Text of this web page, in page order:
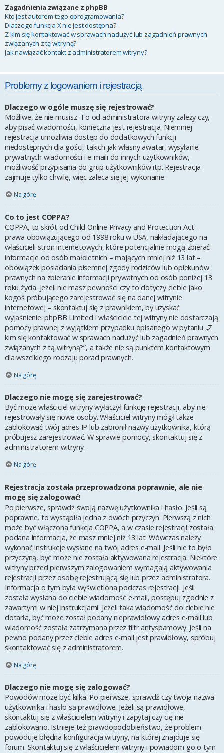
Zagadnienia związane z phpBB
Kto jest autorem tego oprogramowania?
Dlaczego funkcja X nie jest dostępna?
Z kim się kontaktować w sprawach nadużyć lub zagadnień prawnych
związanych z tą witryną?
Jak nawiązać kontakt z administratorem witryny?
Problemy z logowaniem i rejestracją
Dlaczego w ogóle muszę się rejestrować?
Możliwe, że nie musisz. To od administratora witryny zależy czy,
aby pisać wiadomości, konieczna jest rejestracja. Niemniej
rejestracja umożliwia dostęp do dodatkowych funkcji
niedostępnych dla gości, takich jak własny awatar, wysyłanie
prywatnych wiadomości i e-maili do innych użytkowników,
możliwość przypisania do grup użytkowników itp. Rejestracja
zajmuje tylko chwilę, więc zaleca się jej wykonanie.
Na górę
Co to jest COPPA?
COPPA, to skrót od Child Online Privacy and Protection Act –
prawa obowiązującego od 1998 roku w USA, nakładającego na
właścicieli stron internetowych, które potencjalnie mogą zbierać
informacje od osób małoletnich – mających mniej niż 13 lat –
obowiązek posiadania pisemnej zgody rodziców lub opiekunów
prawnych na zbieranie informacji prywatnych od osób poniżej 13
roku życia. Jeżeli nie masz pewności czy to dotyczy ciebie jako
kogoś próbującego zarejestrować się na danej witrynie
internetowej – skontaktuj się z prawnikiem, by uzyskać
wyjaśnienie. phpBB Limited i właściciele tej witryny nie dostarczają
pomocy prawnej z wyjątkiem przypadku opisanego w pytaniu „Z
kim się kontaktować w sprawach nadużyć lub zagadnień prawnych
związanych z tą witryną?”, a także nie są punktem kontaktowym
dla wszelkiego rodzaju porad prawnych.
Na górę
Dlaczego nie mogę się zarejestrować?
Być może właściciel witryny wyłączył funkcję rejestracji, aby nie
rejestrowały się nowe osoby. Właściciel witryny mógł także
zablokować twój adres IP lub zabronił nazwy użytkownika, którą
próbujesz zarejestrować. W sprawie pomocy, skontaktuj się z
administratorem witryny.
Na górę
Rejestracja została przeprowadzona poprawnie, ale nie
mogę się zalogować!
Po pierwsze, sprawdź swoją nazwę użytkownika i hasło. Jeśli są
poprawne, to wystąpiła jedna z dwóch przyczyn. Pierwszą z nich
może być włączona funkcja COPPA, a w czasie rejestracji została
podana informacja, że masz mniej niż 13 lat. Wówczas należy
wykonać instrukcje wysłane na twój adres e-mail. Jeśli nie to było
przyczyną, być może nie została aktywowana rejestracja. Niektóre
witryny przed pierwszym zalogowaniem wymagają aktywowania
rejestracji przez osobę rejestrującą się lub przez administratora.
Informacja o tym była wyświetlona podczas rejestracji. Jeśli
została wysłana do ciebie wiadomość e-mail, postępuj zgodnie z
zawartymi w niej instrukcjami. Jeżeli taka wiadomość do ciebie nie
dotarła, być może został podany nieprawidłowy adres e-mail lub
wiadomość została zatrzymana przez filtr antyspamowy. Jeśli na
pewno podany przez ciebie adres e-mail jest prawidłowy, spróbuj
skontaktować się z administratorem.
Na górę
Dlaczego nie mogę się zalogować?
Powodów może być kilka. Po pierwsze, sprawdź czy twoja nazwa
użytkownika i hasło są prawidłowe. Jeżeli są prawidłowe,
skontaktuj się z właścicielem witryny i zapytaj czy cię nie
zablokowano. Istnieje też prawdopodobieństwo, że problem
powoduje błędna konfiguracja witryny, na której znajduje się
forum. Skontaktuj się z właścicielem witryny i powiadom go o tym